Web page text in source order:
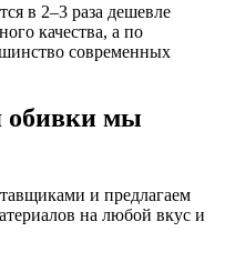
в 2–3 раза дешевле
качества, а по
современных
обивки мы
и предлагаем
на любой вкус и